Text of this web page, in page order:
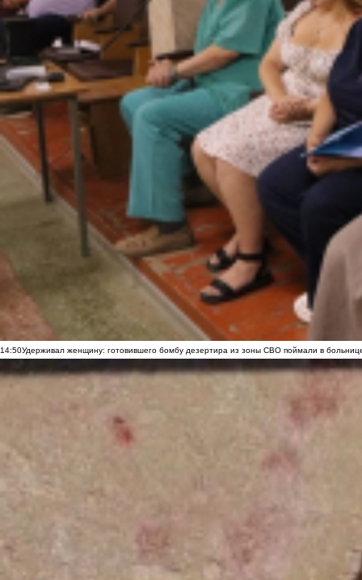
14:50Удерживал женщину: готовившего бомбу дезертира из зоны СВО поймали в